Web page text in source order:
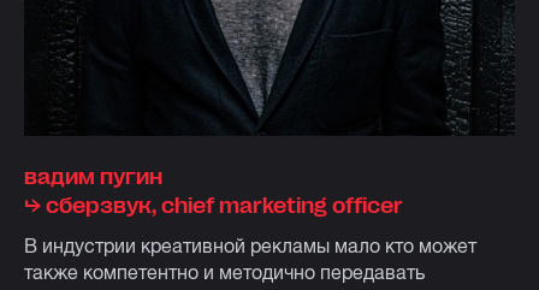
вадим пугин
⮡ cберзвук, chief marketing officer
В индустрии креативной рекламы мало кто может
также компетентно и методично передавать